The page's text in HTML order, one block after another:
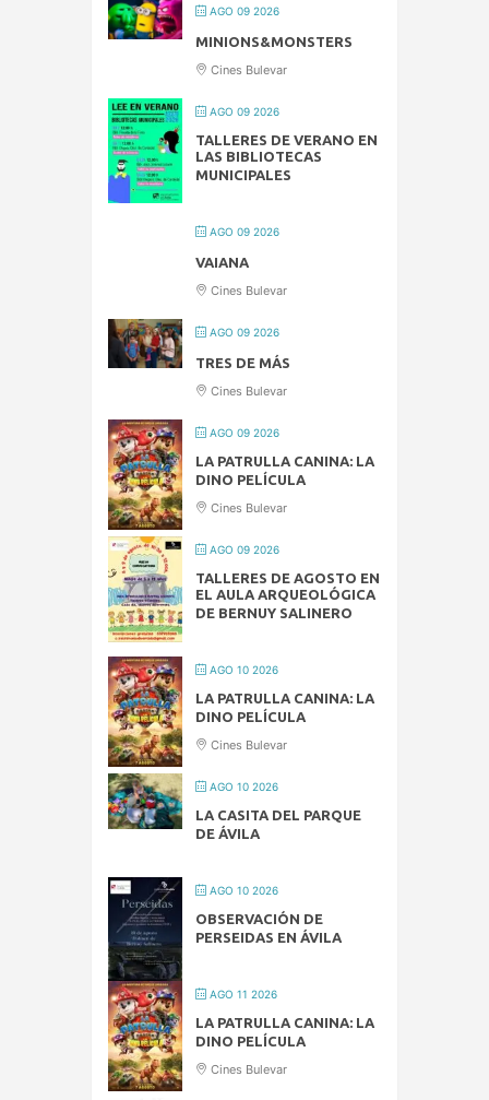
AGO 09 2026
MINIONS&MONSTERS
Cines Bulevar
AGO 09 2026
TALLERES DE VERANO EN
LAS BIBLIOTECAS
MUNICIPALES
AGO 09 2026
VAIANA
Cines Bulevar
AGO 09 2026
TRES DE MÁS
Cines Bulevar
AGO 09 2026
LA PATRULLA CANINA: LA
DINO PELÍCULA
Cines Bulevar
AGO 09 2026
TALLERES DE AGOSTO EN
EL AULA ARQUEOLÓGICA
DE BERNUY SALINERO
AGO 10 2026
LA PATRULLA CANINA: LA
DINO PELÍCULA
Cines Bulevar
AGO 10 2026
LA CASITA DEL PARQUE
DE ÁVILA
AGO 10 2026
OBSERVACIÓN DE
PERSEIDAS EN ÁVILA
AGO 11 2026
LA PATRULLA CANINA: LA
DINO PELÍCULA
Cines Bulevar